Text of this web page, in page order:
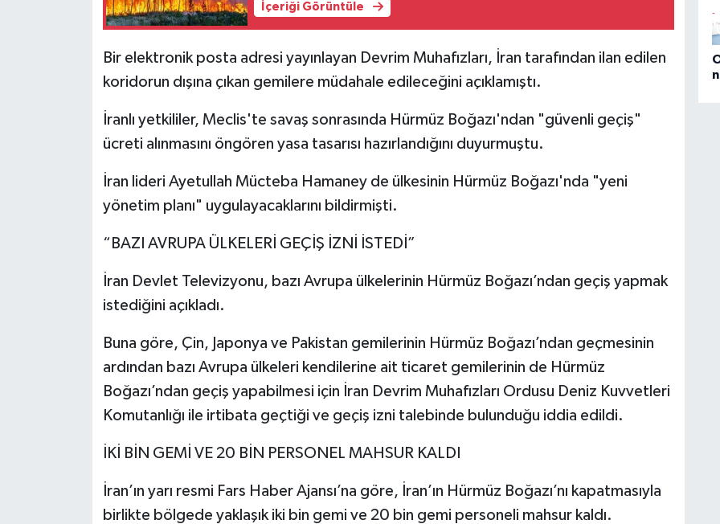
İçeriği Görüntüle
Bir elektronik posta adresi yayınlayan Devrim Muhafızları, İran tarafından ilan edilen
koridorun dışına çıkan gemilere müdahale edileceğini açıklamıştı.
İranlı yetkililer, Meclis'te savaş sonrasında Hürmüz Boğazı'ndan "güvenli geçiş"
ücreti alınmasını öngören yasa tasarısı hazırlandığını duyurmuştu.
İran lideri Ayetullah Mücteba Hamaney de ülkesinin Hürmüz Boğazı'nda "yeni
yönetim planı" uygulayacaklarını bildirmişti.
“BAZI AVRUPA ÜLKELERİ GEÇİŞ İZNİ İSTEDİ”
İran Devlet Televizyonu, bazı Avrupa ülkelerinin Hürmüz Boğazı’ndan geçiş yapmak
istediğini açıkladı.
Buna göre, Çin, Japonya ve Pakistan gemilerinin Hürmüz Boğazı’ndan geçmesinin
ardından bazı Avrupa ülkeleri kendilerine ait ticaret gemilerinin de Hürmüz
Boğazı’ndan geçiş yapabilmesi için İran Devrim Muhafızları Ordusu Deniz Kuvvetleri
Komutanlığı ile irtibata geçtiği ve geçiş izni talebinde bulunduğu iddia edildi.
İKİ BİN GEMİ VE 20 BİN PERSONEL MAHSUR KALDI
İran’ın yarı resmi Fars Haber Ajansı’na göre, İran’ın Hürmüz Boğazı’nı kapatmasıyla
birlikte bölgede yaklaşık iki bin gemi ve 20 bin gemi personeli mahsur kaldı.